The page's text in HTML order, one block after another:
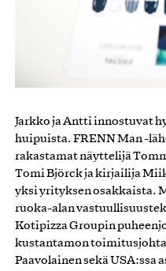
Jarkko ja Antti innostuvat
huipuista. FRENN Man -
rakastamat näyttelijä
Tomi Björck ja kirjailija
yksi yrityksen osakkaista.
ruoka-alan
Kotipizza Groupin
kustantamon
Paavolainen sekä USA:ssa